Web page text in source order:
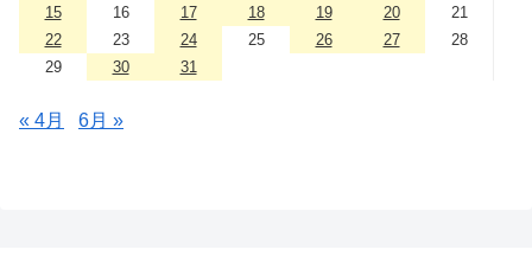
15
16 17 18 19 20
21
22
23 24 25 26 27
28
29
30 31
« 4月 6月 »